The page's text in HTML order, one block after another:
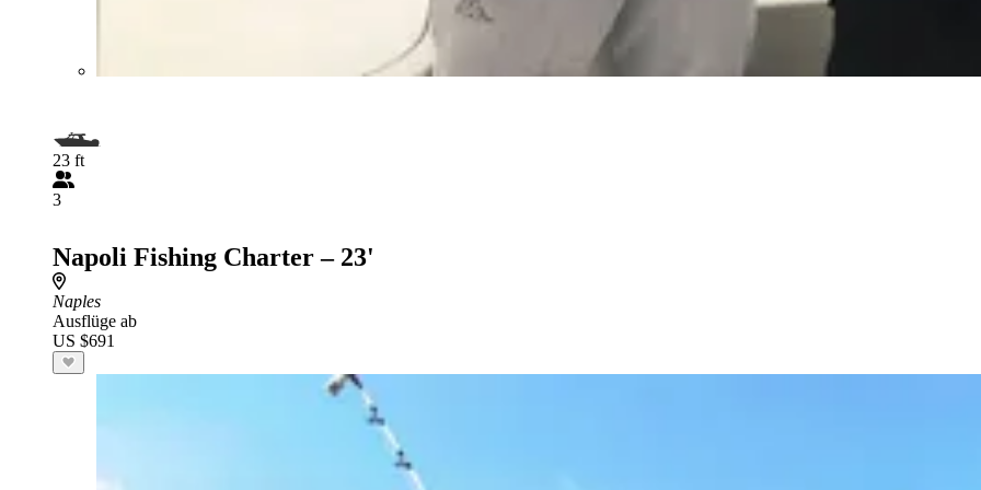
23 ft
3
Napoli Fishing Charter – 23'
Naples
Ausflüge ab
US $691